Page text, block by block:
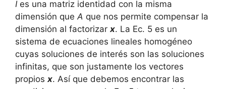
Ies una matriz identidad con la misma
dimensión que A que nos permite compensar la
dimensión al factorizar x. La Ec. 5 es un
sistema de ecuaciones lineales homogéneo
cuyas soluciones de interés son las soluciones
infinitas, que son justamente los vectores
propios x. Así que debemos encontrar las